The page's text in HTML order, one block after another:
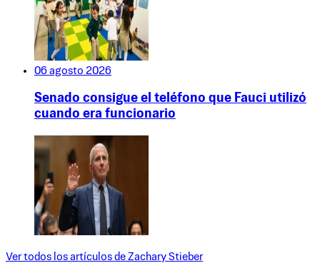
06 agosto 2026
Senado consigue el teléfono que Fauci utilizó
cuando era funcionario
Ver todos los artículos de Zachary Stieber